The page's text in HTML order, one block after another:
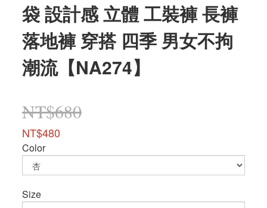
袋 設計感 立體 工裝褲 長褲
落地褲 穿搭 四季 男女不拘
潮流【NA274】
NT$680
NT$480
Color
Size